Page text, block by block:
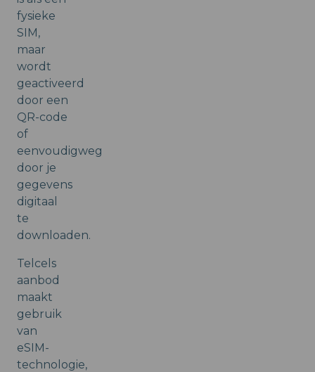
fysieke
SIM,
maar
wordt
geactiveerd
door een
QR-code
of
eenvoudigweg
door je
gegevens
digitaal
te
downloaden.
Telcels
aanbod
maakt
gebruik
van
eSIM-
technologie,